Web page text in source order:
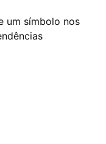
um símbolo nos